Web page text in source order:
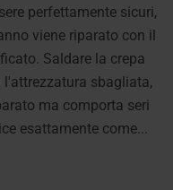
perfettamente sicuri,
viene riparato con il
Saldare la crepa
sbagliata,
ma comporta seri
esattamente come...